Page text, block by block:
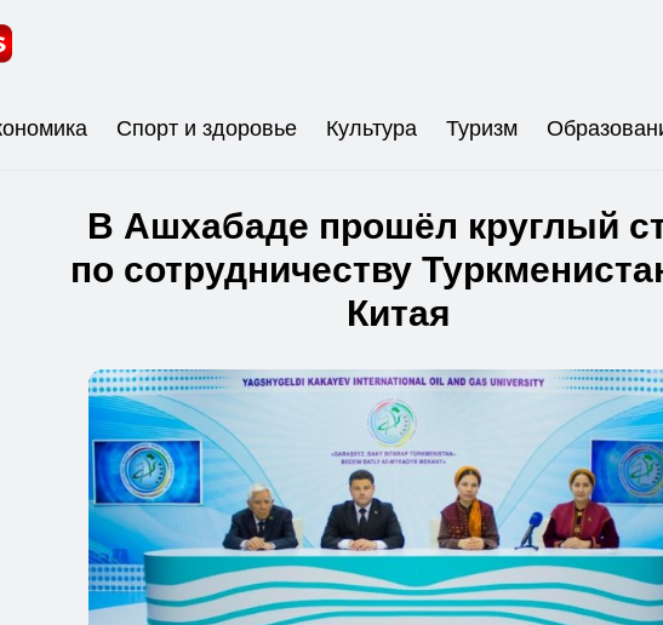
Спорт и здоровье Культура Туризм
В Ашхабаде прошёл круглый
по сотрудничеству
Китая